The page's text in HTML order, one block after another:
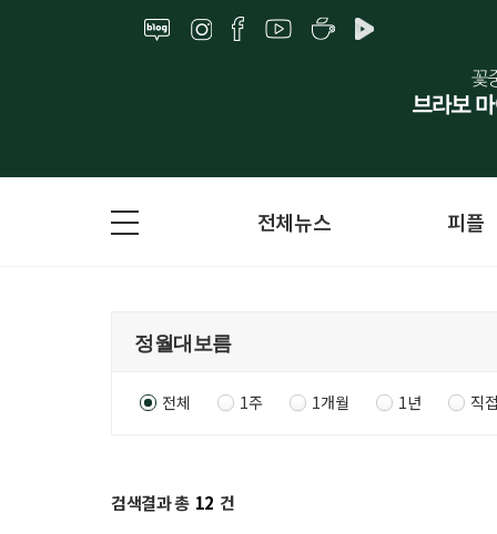
전체뉴스 피플
전체 1주 1개월 1년 직
검색결과 총 12 건